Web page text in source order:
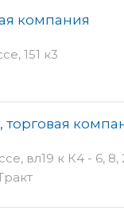
компания
151 к3
торговая
вл19 к К4 - 6, 8,